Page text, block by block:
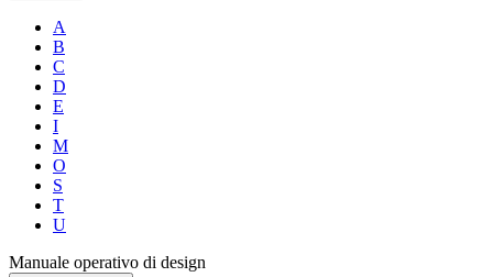
A
B
C
D
E
I
M
O
S
T
U
Manuale operativo di design